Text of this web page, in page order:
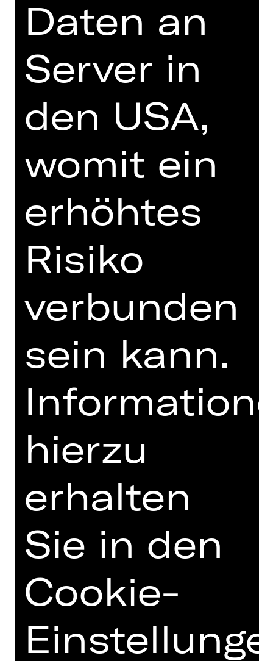
zur Online-Einführung
TERMINE UND BESETZUNG
FOTOS
MEHR DAZU IM DIGITALEN
FUNDUS
PROGRAMMHEFT
MIT FREUNDLICHER
UNTERSTÜTZUNG
Opernfreunde
Daten an
Server in
den USA,
womit ein
erhöhtes
Risiko
verbunden
sein kann.
hierzu
erhalten
Sie in den
Cookie-